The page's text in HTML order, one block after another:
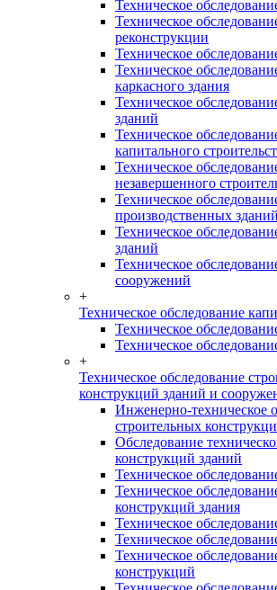
Техническое
Техническое
реконструкции
Техническое
Техническое
каркасного здания
Техническое
зданий
Техническое
капитального
Техническое
незавершенного
Техническое
производственных зданий
Техническое
зданий
Техническое
сооружений
+
Техническое обследование
Техническое
Техническое
+
Техническое обследование
конструкций зданий и
Инженерно-техническое
строительных
Обследование
конструкций зданий
Техническое
Техническое
конструкций здания
Техническое
Техническое
Техническое
конструкций